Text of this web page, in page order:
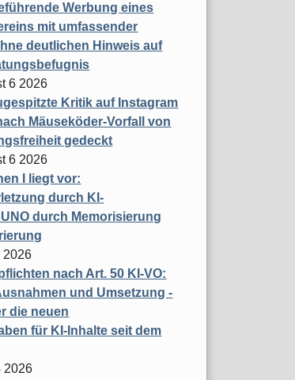
Werbung eines
mit umfassender
deutlichen Hinweis auf
6 2026
Kritik auf Instagram
Mäuseköder-Vorfall von
gedeckt
6 2026
I liegt vor:
durch KI-
durch Memorisierung
2026
nach Art. 50 KI-VO:
und Umsetzung -
die neuen
für KI-Inhalte seit dem
2026